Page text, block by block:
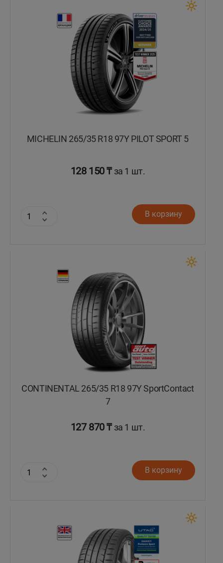
MICHELIN 265/35 R18 97Y PILOT SPORT 5
128 150 ₸ за 1 шт.
В корзину
CONTINENTAL 265/35 R18 97Y SportContact
7
127 870 ₸ за 1 шт.
В корзину
Семей
Темиртау
Усть-Каменогорск